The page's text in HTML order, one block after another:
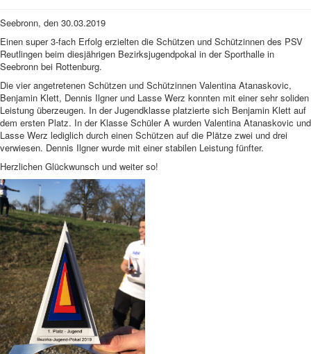
Seebronn, den 30.03.2019
Einen super 3-fach Erfolg erzielten die Schützen und Schützinnen des PSV
Reutlingen beim diesjährigen Bezirksjugendpokal in der Sporthalle in
Seebronn bei Rottenburg.
Die vier angetretenen Schützen und Schützinnen Valentina Atanaskovic,
Benjamin Klett, Dennis Ilgner und Lasse Werz konnten mit einer sehr soliden
Leistung überzeugen. In der Jugendklasse platzierte sich Benjamin Klett auf
dem ersten Platz. In der Klasse Schüler A wurden Valentina Atanaskovic und
Lasse Werz lediglich durch einen Schützen auf die Plätze zwei und drei
verwiesen. Dennis Ilgner wurde mit einer stabilen Leistung fünfter.
Herzlichen Glückwunsch und weiter so!